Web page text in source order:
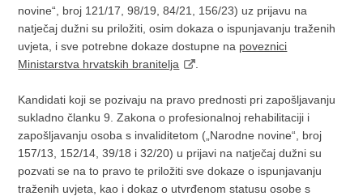
novine“, broj 121/17, 98/19, 84/21, 156/23) uz prijavu na
natječaj dužni su priložiti, osim dokaza o ispunjavanju traženih
uvjeta, i sve potrebne dokaze dostupne na poveznici
Ministarstva hrvatskih branitelja
Kandidati koji se pozivaju na pravo prednosti pri zapošljavanju
sukladno članku 9. Zakona o profesionalnoj rehabilitaciji i
zapošljavanju osoba s invaliditetom („Narodne novine“, broj
157/13, 152/14, 39/18 i 32/20) u prijavi na natječaj dužni su
pozvati se na to pravo te priložiti sve dokaze o ispunjavanju
traženih uvjeta, kao i dokaz o utvrđenom statusu osobe s